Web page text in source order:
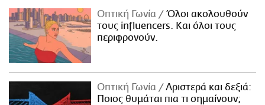
Οπτική Γωνία
Όλοι ακολουθούν
τους influencers. Και όλοι τους
περιφρονούν.
Οπτική Γωνία
Αριστερά και δεξιά:
Ποιος θυμάται πια τι σημαίνουν;